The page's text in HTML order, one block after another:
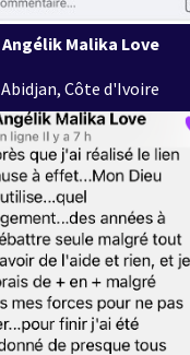
Angélik Malika Love
Abidjan, Côte d'Ivoire